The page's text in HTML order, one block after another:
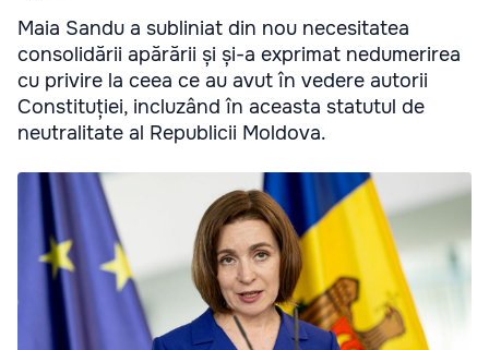
Maia Sandu a subliniat din nou necesitatea
consolidării apărării și și-a exprimat nedumerirea
cu privire la ceea ce au avut în vedere autorii
Constituției, incluzând în aceasta statutul de
neutralitate al Republicii Moldova.